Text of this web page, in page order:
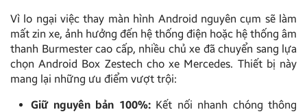
Vì lo ngại việc thay màn hình Android nguyên cụm sẽ làm
mất zin xe, ảnh hưởng đến hệ thống điện hoặc hệ thống âm
thanh Burmester cao cấp, nhiều chủ xe đã chuyển sang lựa
chọn Android Box Zestech cho xe Mercedes. Thiết bị này
mang lại những ưu điểm vượt trội:
Giữ nguyên bản 100%:Kết nối nhanh chóng thông